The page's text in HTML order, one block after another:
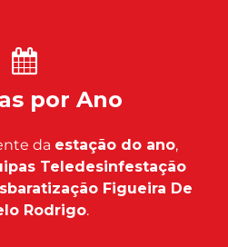
por Ano
da estação do ano,
Teledesinfestação
Figueira De
Rodrigo.